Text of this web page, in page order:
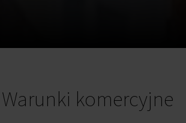
Warunki komercyjne